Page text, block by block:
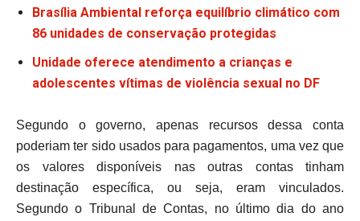
Brasília Ambiental reforça equilíbrio climático com
86 unidades de conservação protegidas
Unidade oferece atendimento a crianças e
adolescentes vítimas de violência sexual no DF
Segundo o governo, apenas recursos dessa conta
poderiam ter sido usados para pagamentos, uma vez que
os valores disponíveis nas outras contas tinham
destinação específica, ou seja, eram vinculados.
Segundo o Tribunal de Contas, no último dia do ano